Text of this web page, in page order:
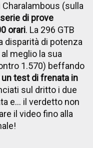
(sulla
di prove
orari. La 296 GTB
disparità di potenza
meglio la sua
1.570) beffando
un test di frenata in
sul dritto i due
e… il verdetto non
il video fino alla